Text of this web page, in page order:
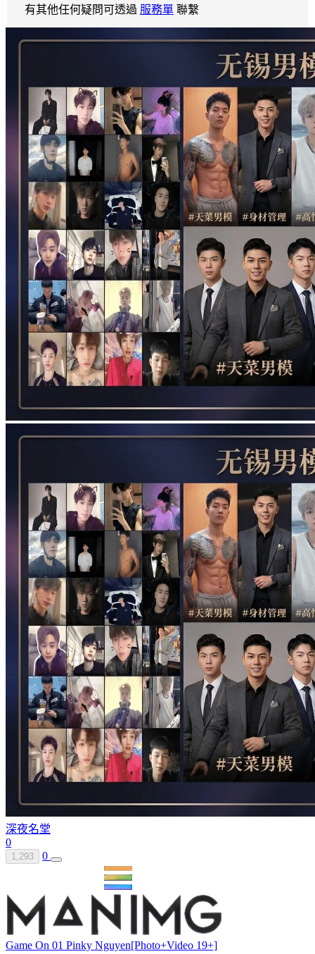
有其他任何疑問可透過 服務單 聯繫
深夜名堂
0
1,293 0
Game On 01 Pinky Nguyen[Photo+Video 19+]